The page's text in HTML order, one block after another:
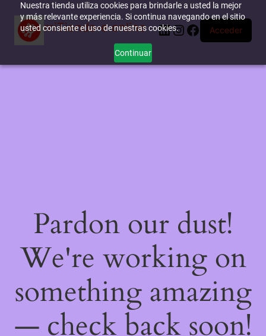
Nuestra tienda utiliza cookies para brindarle a usted la mejor
y más relevante experiencia. Si continua navegando en el sitio
usted consiente el uso de nuestras cookies.
Continuar
miTienda-e.online LinkedIn
Instagram
Facebook
Acceder
Pardon our dust!
We're working on
something amazing
— check back soon!